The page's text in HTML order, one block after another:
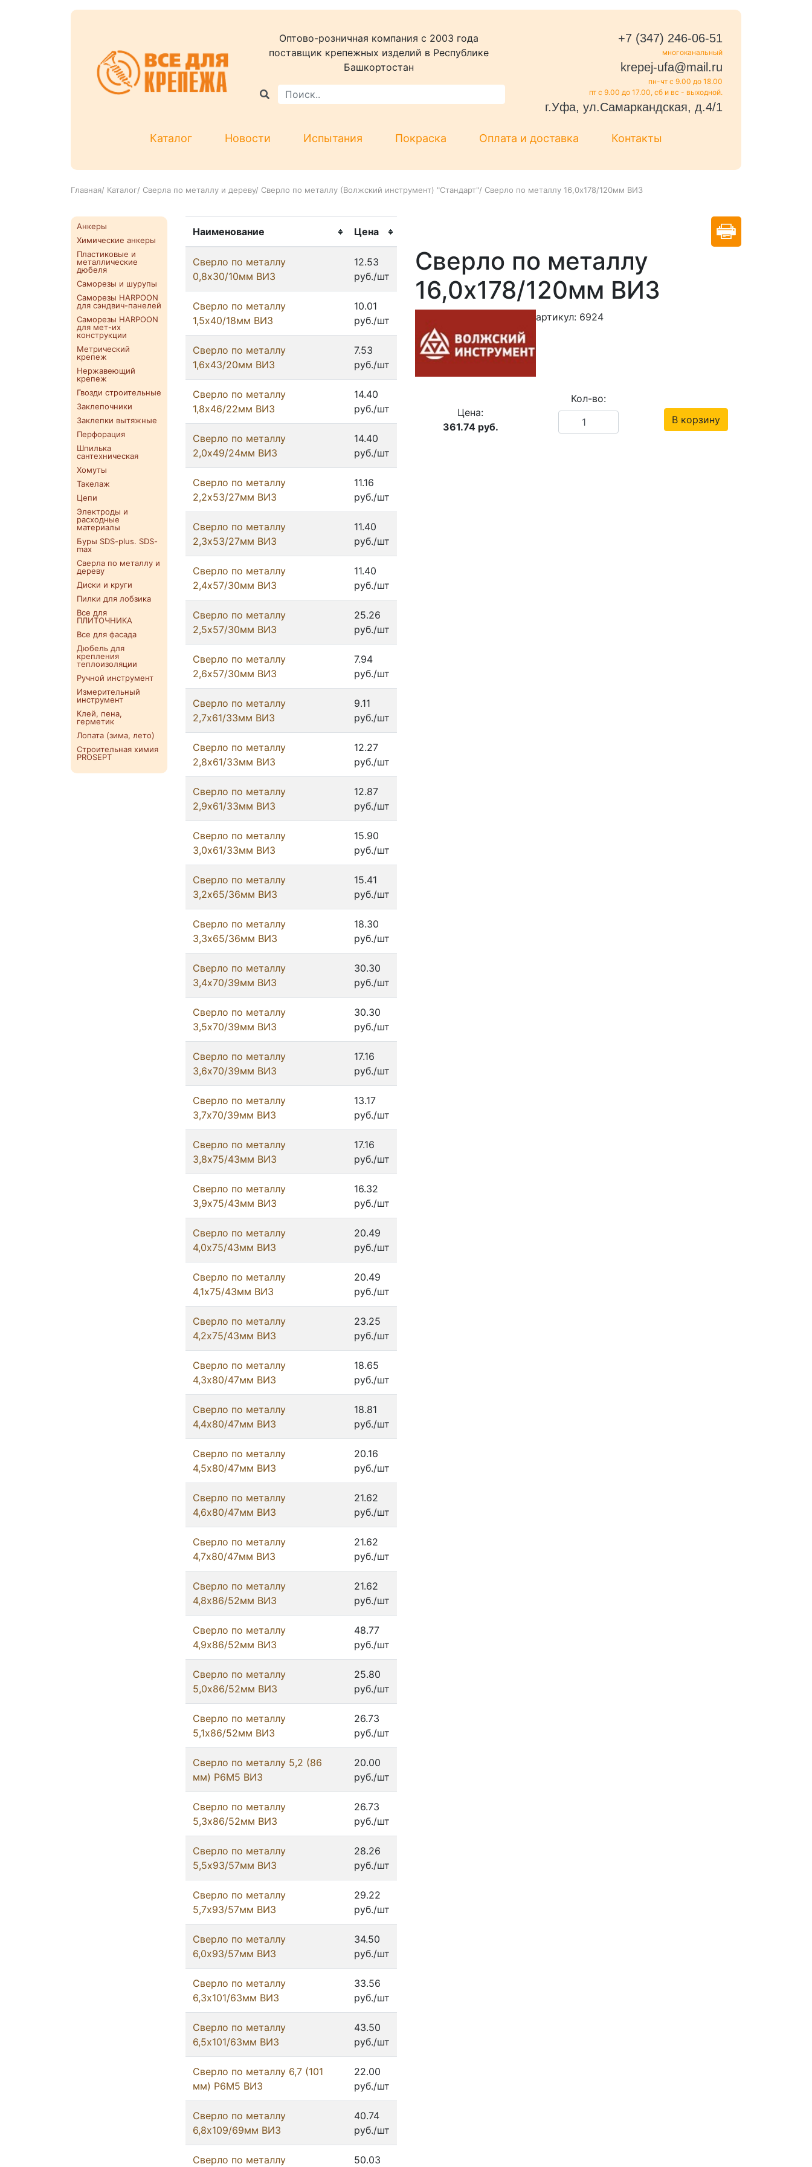
Оптово-розничная компания c 2003 года
поставщик крепежных изделий в Республике
Башкортостан
+7 (347) 246-06-51
многоканальный
krepej-ufa@mail.ru
пн-чт с 9.00 до 18.00
пт с 9.00 до 17.00, сб и вс - выходной.
г.Уфа, ул.Самаркандская, д.4/1
Каталог Новости Испытания Покраска Оплата и доставка Контакты
Главная/ Каталог/ Сверла по металлу и дереву/ Сверло по металлу (Волжский инструмент) "Стандарт"/ Сверло по металлу 16,0х178/120мм ВИЗ
Анкеры
Химические анкеры
Пластиковые и
металлические
дюбеля
Саморезы и шурупы
Саморезы HARPOON
для сэндвич-панелей
Саморезы HARPOON
для мет-их
конструкции
Метрический
крепеж
Нержавеющий
крепеж
Гвозди строительные
Заклепочники
Заклепки вытяжные
Перфорация
Шпилька
сантехническая
Хомуты
Такелаж
Цепи
Электроды и
расходные
материалы
Буры SDS-plus. SDS-
max
Сверла по металлу и
дереву
Диски и круги
Пилки для лобзика
Все для
ПЛИТОЧНИКА
Все для фасада
Дюбель для
крепления
теплоизоляции
Ручной инструмент
Измерительный
инструмент
Клей, пена,
герметик
Лопата (зима, лето)
Строительная химия
PROSEPT
Наименование Цена
Сверло по металлу
0,8х30/10мм ВИЗ
12.53
руб./шт
Сверло по металлу
1,5х40/18мм ВИЗ
10.01
руб./шт
Сверло по металлу
1,6х43/20мм ВИЗ
7.53
руб./шт
Сверло по металлу
1,8х46/22мм ВИЗ
14.40
руб./шт
Сверло по металлу
2,0х49/24мм ВИЗ
14.40
руб./шт
Сверло по металлу
2,2х53/27мм ВИЗ
11.16
руб./шт
Сверло по металлу
2,3х53/27мм ВИЗ
11.40
руб./шт
Сверло по металлу
2,4х57/30мм ВИЗ
11.40
руб./шт
Сверло по металлу
2,5х57/30мм ВИЗ
25.26
руб./шт
Сверло по металлу
2,6х57/30мм ВИЗ
7.94
руб./шт
Сверло по металлу
2,7х61/33мм ВИЗ
9.11
руб./шт
Сверло по металлу
2,8х61/33мм ВИЗ
12.27
руб./шт
Сверло по металлу
2,9х61/33мм ВИЗ
12.87
руб./шт
Сверло по металлу
3,0х61/33мм ВИЗ
15.90
руб./шт
Сверло по металлу
3,2х65/36мм ВИЗ
15.41
руб./шт
Сверло по металлу
3,3х65/36мм ВИЗ
18.30
руб./шт
Сверло по металлу
3,4х70/39мм ВИЗ
30.30
руб./шт
Сверло по металлу
3,5х70/39мм ВИЗ
30.30
руб./шт
Сверло по металлу
3,6х70/39мм ВИЗ
17.16
руб./шт
Сверло по металлу
3,7х70/39мм ВИЗ
13.17
руб./шт
Сверло по металлу
3,8х75/43мм ВИЗ
17.16
руб./шт
Сверло по металлу
3,9х75/43мм ВИЗ
16.32
руб./шт
Сверло по металлу
4,0х75/43мм ВИЗ
20.49
руб./шт
Сверло по металлу
4,1х75/43мм ВИЗ
20.49
руб./шт
Сверло по металлу
4,2х75/43мм ВИЗ
23.25
руб./шт
Сверло по металлу
4,3х80/47мм ВИЗ
18.65
руб./шт
Сверло по металлу
4,4х80/47мм ВИЗ
18.81
руб./шт
Сверло по металлу
4,5х80/47мм ВИЗ
20.16
руб./шт
Сверло по металлу
4,6х80/47мм ВИЗ
21.62
руб./шт
Сверло по металлу
4,7х80/47мм ВИЗ
21.62
руб./шт
Сверло по металлу
4,8х86/52мм ВИЗ
21.62
руб./шт
Сверло по металлу
4,9х86/52мм ВИЗ
48.77
руб./шт
Сверло по металлу
5,0х86/52мм ВИЗ
25.80
руб./шт
Сверло по металлу
5,1х86/52мм ВИЗ
26.73
руб./шт
Сверло по металлу 5,2 (86
мм) Р6М5 ВИЗ
20.00
руб./шт
Сверло по металлу
5,3х86/52мм ВИЗ
26.73
руб./шт
Сверло по металлу
5,5х93/57мм ВИЗ
28.26
руб./шт
Сверло по металлу
5,7х93/57мм ВИЗ
29.22
руб./шт
Сверло по металлу
6,0х93/57мм ВИЗ
34.50
руб./шт
Сверло по металлу
6,3х101/63мм ВИЗ
33.56
руб./шт
Сверло по металлу
6,5х101/63мм ВИЗ
43.50
руб./шт
Сверло по металлу 6,7 (101
мм) Р6М5 ВИЗ
22.00
руб./шт
Сверло по металлу
6,8х109/69мм ВИЗ
40.74
руб./шт
Сверло по металлу 50.03
Сверло по металлу
16,0х178/120мм ВИЗ
артикул: 6924
Цена:
361.74 руб.
Кол-во:
В корзину